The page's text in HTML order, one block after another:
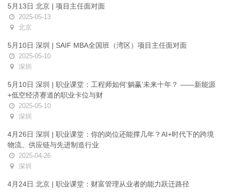
5月13日 北京 | 项目主任面对面
2025-05-13
北京
5月10日 深圳 | SAIF MBA全国班（湾区）项目主任面对面
2025-05-10
深圳
5月10日 深圳 | 职业课堂：工程师如何‘躺赢’未来十年？ ——新能源
+低空经济赛道的职业卡位与财
2025-05-10
深圳
4月26日 深圳 | 职业课堂：你的岗位还能撑几年？AI+时代下的跨境
物流、供应链与先进制造行业
2025-04-26
深圳
4月24日 北京 | 职业课堂：财富管理从业者的能力跃迁路径